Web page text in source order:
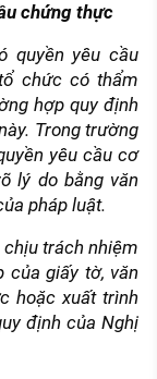
chứng thực
quyền yêu cầu
chức có thẩm
hợp quy định
Trong trường
yêu cầu cơ
lý do bằng văn
pháp luật.
trách nhiệm
của giấy tờ, văn
hoặc xuất trình
định của Nghị